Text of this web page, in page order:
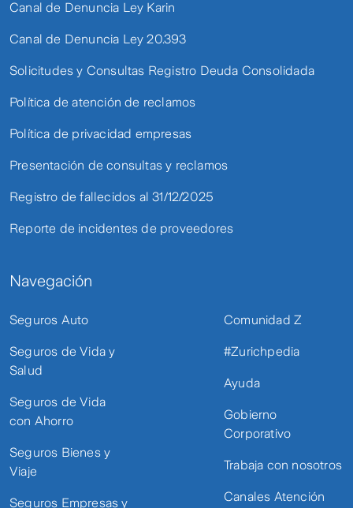
Canal de Denuncia Ley Karin
Canal de Denuncia Ley 20.393
Solicitudes y Consultas Registro Deuda Consolidada
Política de atención de reclamos
Política de privacidad empresas
Presentación de consultas y reclamos
Registro de fallecidos al 31/12/2025
Reporte de incidentes de proveedores
Navegación
Seguros Auto
Seguros de Vida y
Salud
Seguros de Vida
con Ahorro
Seguros Bienes y
Viaje
Seguros Empresas y
Comunidad Z
#Zurichpedia
Ayuda
Gobierno
Corporativo
Trabaja con nosotros
Canales Atención